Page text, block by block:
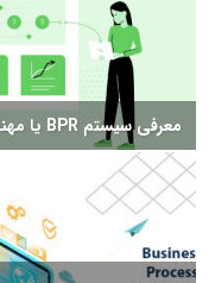
معرفی سیستم BPR یا مهندسی مجدد فرایندها